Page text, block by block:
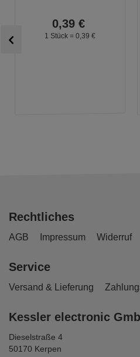
0,39 €
1 Stück = 0, 39 €
Rechtliches
AGB Impressum Widerruf
Service
Versand & Lieferung
Kessler electronic
Dieselstraße 4
50170 Kerpen